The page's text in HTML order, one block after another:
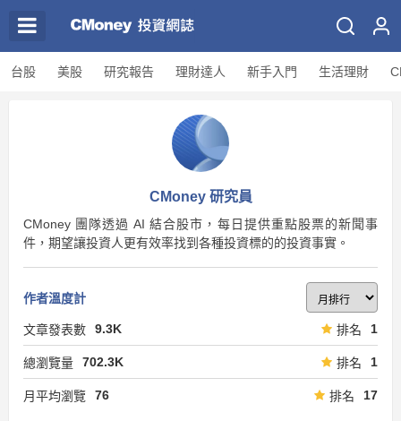
台股 美股 研究報告 理財達人 新手入門 生活理財
CMoney 研究員
CMoney 團隊透過 AI 結合股市，每日提供重點股票的新聞事
件，期望讓投資人更有效率找到各種投資標的的投資事實。
作者溫度計
文章發表數 9.3K 排名 1
總瀏覽量 702.3K 排名 1
月平均瀏覽 76 排名 17